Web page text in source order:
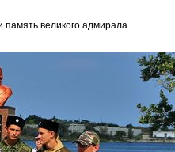
великого адмирала.